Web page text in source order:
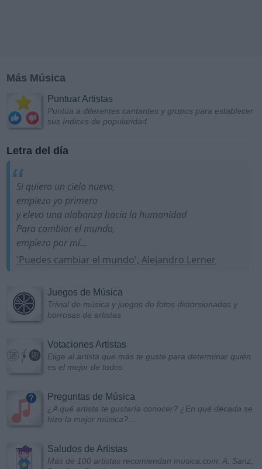
Más Música
Puntuar Artistas
Puntúa a diferentes cantantes y grupos para establecer
sus índices de popularidad
Letra del día
Si quiero un cielo nuevo,
empiezo yo primero
y elevo una alabanza hacia la humanidad
Para cambiar el mundo,
empiezo por mí...
'Puedes cambiar el mundo', Alejandro Lerner
Juegos de Música
Trivial de música y juegos de fotos distorsionadas y
borrosas de artistas
Votaciones Artistas
Elige al artista que más te guste para determinar quién
es el mejor de todos
Preguntas de Música
¿A qué artista te gustaría conocer? ¿En qué década se
hizo la mejor música?...
Saludos de Artistas
Más de 100 artistas recomiendan musica.com: A. Sanz,